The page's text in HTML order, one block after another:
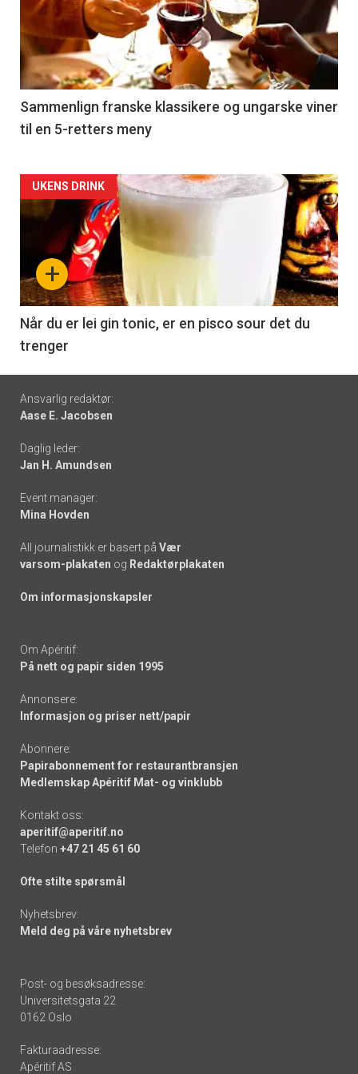
akkurat
nå
-
5
Sammenlign franske klassikere og ungarske viner
til en 5-retters meny
Forsiden
akkurat
nå
-
6
+
UKENS DRINK
Når du er lei gin tonic, er en pisco sour det du
trenger
Footer
-
links
Ansvarlig redaktør:
Aase E. Jacobsen
Daglig leder:
Jan H. Amundsen
Event manager:
Mina Hovden
All journalistikk er basert på Vær
varsom-plakaten og Redaktørplakaten
Om informasjonskapsler
Om Apéritif:
På nett og papir siden 1995
Annonsere:
Informasjon og priser nett/papir
Abonnere:
Papirabonnement for restaurantbransjen
Medlemskap Apéritif Mat- og vinklubb
Kontakt oss:
aperitif@aperitif.no
Telefon +47 21 45 61 60
Ofte stilte spørsmål
Nyhetsbrev:
Meld deg på våre nyhetsbrev
Post- og besøksadresse:
Universitetsgata 22
0162 Oslo
Fakturaadresse:
Apéritif AS